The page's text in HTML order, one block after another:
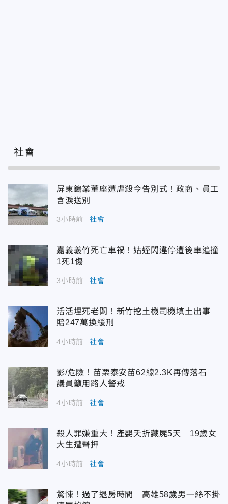
社會
屏東鎢業董座遭虐殺今告別式！政商、員工
含淚送別
3小時前 社會
嘉義義竹死亡車禍！姑姪閃違停遭後車追撞
1死1傷
3小時前 社會
活活埋死老闆！新竹挖土機司機填土出事
賠247萬換緩刑
4小時前 社會
影/危險！苗栗泰安苗62線2.3K再傳落石
議員籲用路人警戒
4小時前 社會
殺人罪嫌重大！產嬰夭折藏屍5天 19歲女
大生遭聲押
4小時前 社會
驚悚！過了退房時間 高雄58歲男一絲不掛